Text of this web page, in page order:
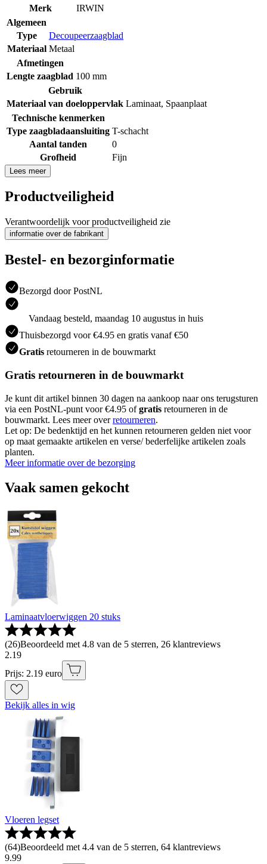
Merk
IRWIN
Algemeen
Type
Decoupeerzaagblad
Materiaal Metaal
Afmetingen
Lengte zaagblad 100 mm
Gebruik
Materiaal van doeloppervlak Laminaat, Spaanplaat
Technische kenmerken
Type zaagbladaansluiting T-schacht
Aantal tanden
0
Grofheid
Fijn
Lees meer
Productveiligheid
Verantwoordelijk voor productveiligheid zie
informatie over de fabrikant
Bestel- en bezorginformatie
Bezorgd door PostNL
Vandaag besteld, maandag 10 augustus in huis
Thuisbezorgd voor €4.95 en gratis vanaf €50
Gratis retourneren in de bouwmarkt
Gratis retourneren in de bouwmarkt
Je kunt dit artikel binnen 30 dagen na aankoop naar ons terugsturen
via een PostNL-punt voor €4.95 ofgratis retourneren in de
bouwmarkt. Lees meer overretourneren.
Let op: De bedenktijd en het kunnen retourneren gelden niet voor
op maat gemaakte artikelen en verse/ bederfelijke artikelen zoals
planten.
Meer informatie over de bezorging
Vaak samen gekocht
Laminaatvloerwiggen 20 stuks
(26)Beoordeeld met 4.8 van de 5 sterren, 26 klantreviews
2.19
Prijs: 2.19 euro
Bekijk alles in wig
Vloeren legset
(64)Beoordeeld met 4.4 van de 5 sterren, 64 klantreviews
9.99